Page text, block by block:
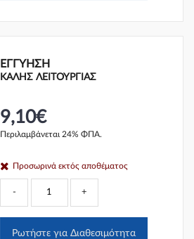
ΕΓΓΎΗΣΗ
ΚΑΛΗΣ ΛΕΙΤΟΥΡΓΙΑΣ
9,10€
Περιλαμβάνεται 24% ΦΠΑ.
Προσωρινά εκτός αποθέματος
- +
Ρωτήστε για Διαθεσιμότητα